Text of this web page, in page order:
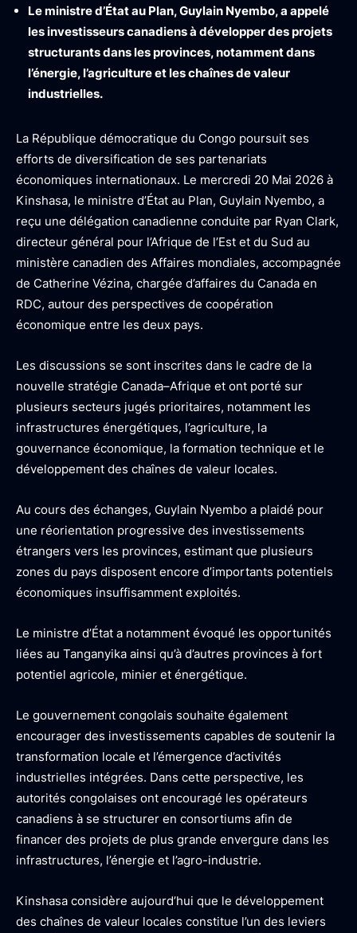
Le ministre d’État au Plan, Guylain Nyembo, a appelé
les investisseurs canadiens à développer des projets
structurants dans les provinces, notamment dans
l’énergie, l’agriculture et les chaînes de valeur
industrielles.
La République démocratique du Congo poursuit ses
efforts de diversification de ses partenariats
économiques internationaux. Le mercredi 20 Mai 2026 à
Kinshasa, le ministre d’État au Plan, Guylain Nyembo, a
reçu une délégation canadienne conduite par Ryan Clark,
directeur général pour l’Afrique de l’Est et du Sud au
ministère canadien des Affaires mondiales, accompagnée
de Catherine Vézina, chargée d’affaires du Canada en
RDC, autour des perspectives de coopération
économique entre les deux pays.
Les discussions se sont inscrites dans le cadre de la
nouvelle stratégie Canada–Afrique et ont porté sur
plusieurs secteurs jugés prioritaires, notamment les
infrastructures énergétiques, l’agriculture, la
gouvernance économique, la formation technique et le
développement des chaînes de valeur locales.
Au cours des échanges, Guylain Nyembo a plaidé pour
une réorientation progressive des investissements
étrangers vers les provinces, estimant que plusieurs
zones du pays disposent encore d’importants potentiels
économiques insuffisamment exploités.
Le ministre d’État a notamment évoqué les opportunités
liées au Tanganyika ainsi qu’à d’autres provinces à fort
potentiel agricole, minier et énergétique.
Le gouvernement congolais souhaite également
encourager des investissements capables de soutenir la
transformation locale et l’émergence d’activités
industrielles intégrées. Dans cette perspective, les
autorités congolaises ont encouragé les opérateurs
canadiens à se structurer en consortiums afin de
financer des projets de plus grande envergure dans les
infrastructures, l’énergie et l’agro-industrie.
Kinshasa considère aujourd’hui que le développement
des chaînes de valeur locales constitue l’un des leviers